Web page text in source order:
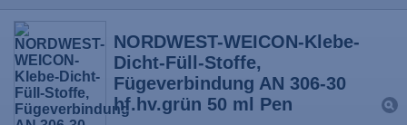
NORDWEST-WEICON-Klebe-
Dicht-Füll-Stoffe,
Fügeverbindung AN 306-30
hf.hv.grün 50 ml Pen